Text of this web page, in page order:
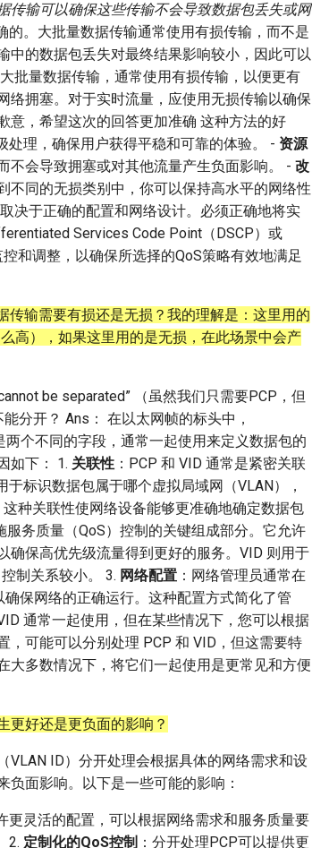
传输可以确保这些传输不会导致数据包丢失或网
的。大批量数据传输通常使用有损传输，而不是
中的数据包丢失对最终结果影响较小，因此可以
批量数据传输，通常使用有损传输，以便更有
络拥塞。对于实时流量，应使用无损传输以确保
意，希望这次的回答更加准确 这种方法的好
处理，确保用户获得平稳和可靠的体验。 - 资源
不会导致拥塞或对其他流量产生负面影响。 - 改
不同的无损类别中，你可以保持高水平的网络性
决于正确的配置和网络设计。必须正确地将实
Services Code Point（DSCP）或
和调整，以确保所选择的QoS策略有效地满足
传输需要有损还是无损？我的理解是：这里用的
高），如果这里用的是无损，在此场景中会产
be separated” （虽然我们只需要PCP，但
分开？ Ans： 在以太网帧的标头中，
个不同的字段，通常一起使用来定义数据包的
如下： 1. 关联性 ：PCP 和 VID 通常是紧密关联
标识数据包属于哪个虚拟局域网（VLAN），
种关联性使网络设备能够更准确地确定数据包
服务质量（QoS）控制的关键组成部分。它允许
确保高优先级流量得到更好的服务。VID 则用于
制关系较小。 3. 网络配置 ：网络管理员通常在
保网络的正确运行。这种配置方式简化了管
通常一起使用，但在某些情况下，您可以根据
可能可以分别处理 PCP 和 VID，但这需要特
大多数情况下，将它们一起使用是更常见和方便
更好还是更负面的影响？
VLAN ID）分开处理会根据具体的网络需求和设
面影响。以下是一些可能的影响：
更灵活的配置，可以根据网络需求和服务质量要
2. 定制化的QoS控制 ：分开处理PCP可以提供更